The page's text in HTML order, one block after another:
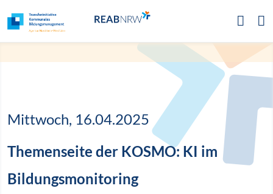
Themenseite der KOSMO: KI im
Bildungsmonitoring
Mittwoch, 16.04.2025